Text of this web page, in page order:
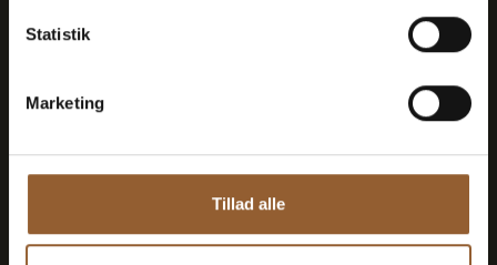
Statistik
Marketing
Tillad alle
Geeignet für den Bork-Wikinger-Markt,
Naturkraft Dark und Lokes Aften